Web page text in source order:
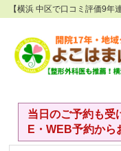
【横浜 中区で口コミ評価9
当日のご予約も受
E・WEB予約から